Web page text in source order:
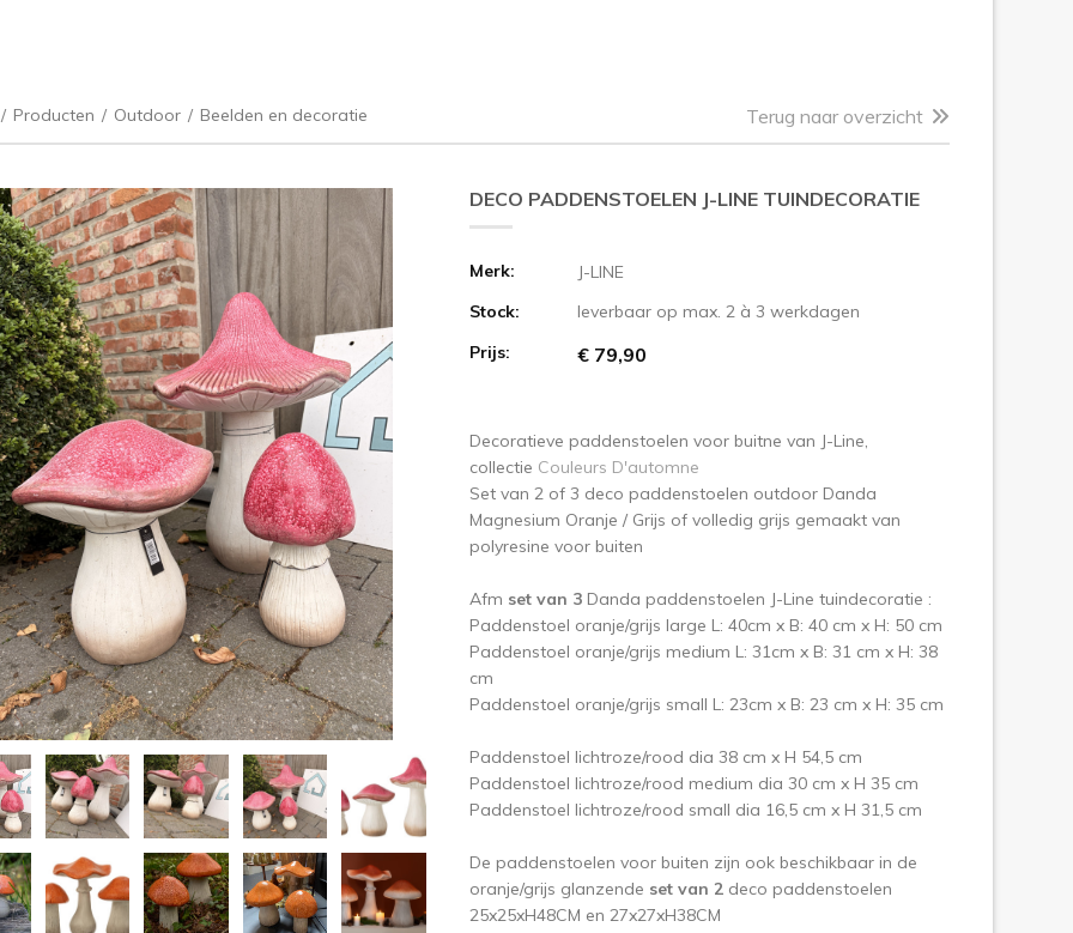
/ Producten / Outdoor / Beelden en decoratie Terug naar overzicht
Volgende
DECO PADDENSTOELEN J-LINE TUINDECORATIE
Merk:
J-LINE
Stock:
leverbaar op max. 2 à 3 werkdagen
Prijs:
€ 79,90
Decoratieve paddenstoelen voor buitne van J-Line,
collectie Couleurs D'automne
Set van 2 of 3 deco paddenstoelen outdoor Danda
Magnesium Oranje / Grijs of volledig grijs gemaakt van
polyresine voor buiten
Afm set van 3 Danda paddenstoelen J-Line tuindecoratie :
Paddenstoel oranje/grijs large L: 40cm x B: 40 cm x H: 50 cm
Paddenstoel oranje/grijs medium L: 31cm x B: 31 cm x H: 38
cm
Paddenstoel oranje/grijs small L: 23cm x B: 23 cm x H: 35 cm
Paddenstoel lichtroze/rood dia 38 cm x H 54,5 cm
Paddenstoel lichtroze/rood medium dia 30 cm x H 35 cm
Paddenstoel lichtroze/rood small dia 16,5 cm x H 31,5 cm
De paddenstoelen voor buiten zijn ook beschikbaar in de
oranje/grijs glanzende set van 2 deco paddenstoelen
25x25xH48CM en 27x27xH38CM